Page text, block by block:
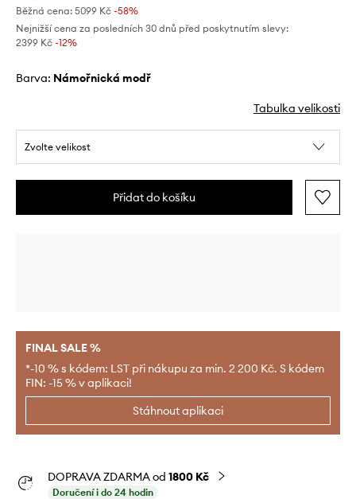
Běžná cena: 5099 Kč -58%
Nejnižší cena za posledních 30 dnů před poskytnutím slevy:
2399 Kč -12%
Barva: námořnická modř
Tabulka velikosti
Zvolte velikost
Přidat do košíku
FINAL SALE %
*-10 % s kódem: LST při nákupu za min. 2 200 Kč. S kódem
FIN: -15 % v aplikaci!
Stáhnout aplikaci
DOPRAVA ZDARMA od 1800 Kč
Doručení i do 24 hodin